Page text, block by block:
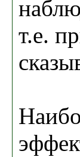
т.е.